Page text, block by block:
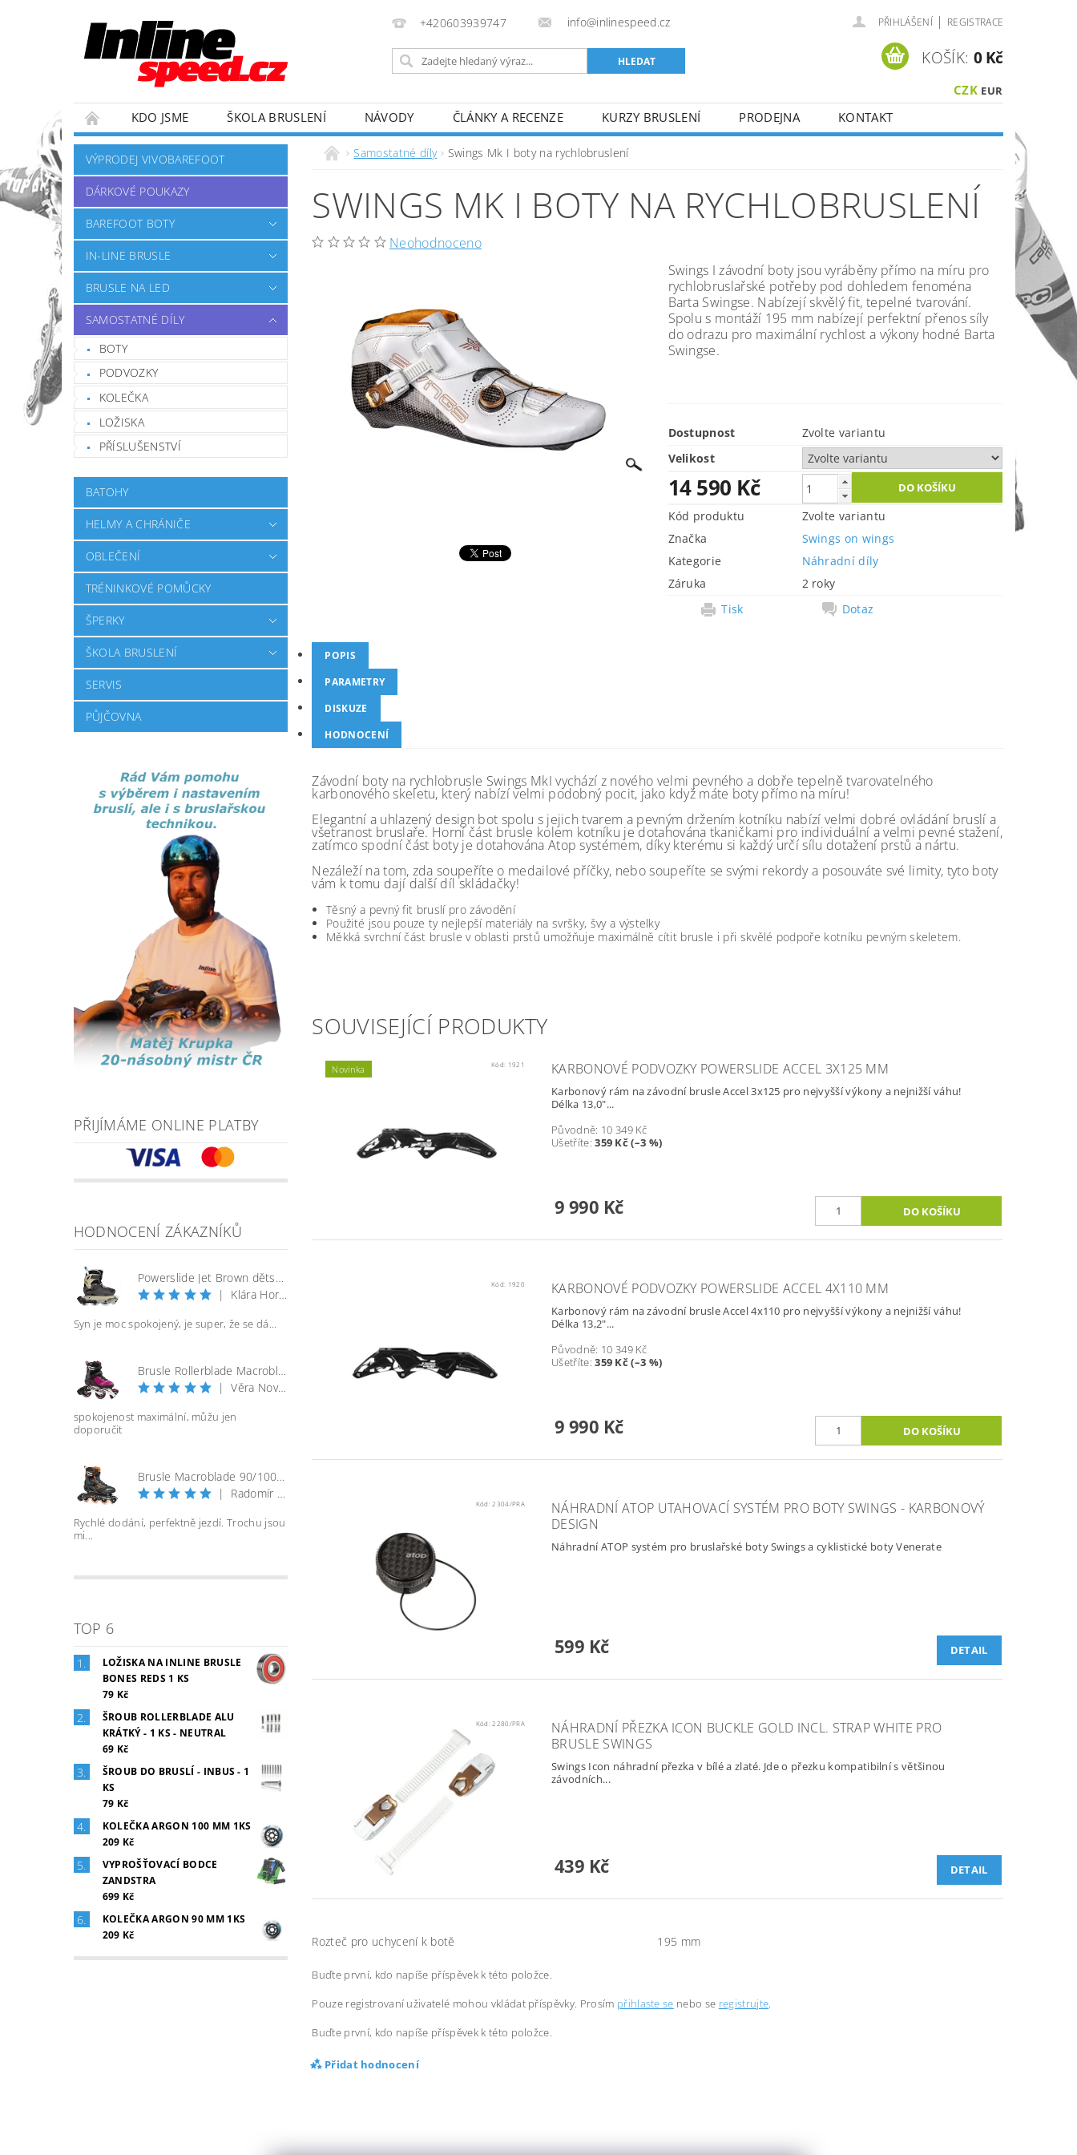
+420603939747 info@inlinespeed.cz PŘIHLÁŠENÍ | REGISTRACE
CZK EUR
KOŠÍK: 0 Kč
KDO JSME ŠKOLA BRUSLENÍ NÁVODY ČLÁNKY A RECENZE KURZY BRUSLENÍ PRODEJNA
KONTAKT
ZÁVODNÍ TÝM
OBCHODNÍ PODMÍNKY REKLAMACE A VRÁCENÍ ZBOŽÍ
VÝPRODEJ VIVOBAREFOOT
DÁRKOVÉ POUKAZY
BAREFOOT BOTY
IN-LINE BRUSLE
BRUSLE NA LED
SAMOSTATNÉ DÍLY
BOTY
PODVOZKY
KOLEČKA
LOŽISKA
PŘÍSLUŠENSTVÍ
BATOHY
HELMY A CHRÁNIČE
OBLEČENÍ
TRÉNINKOVÉ POMŮCKY
ŠPERKY
ŠKOLA BRUSLENÍ
SERVIS
PŮJČOVNA
PŘIJÍMÁME ONLINE PLATBY
HODNOCENÍ ZÁKAZNÍKŮ
Powerslide Jet Brown dětské kolečkové brusle
|
Klára Horáčková
Syn je moc spokojený, je super, že se dá...
Brusle Rollerblade Macroblade 100 3WD W - vel. 40
|
Věra Nováková
spokojenost maximální, můžu jen
doporučit
Brusle Macroblade 90/100 BOA - černá/orange
|
Radomír Bureš
Rychlé dodání, perfektně jezdí. Trochu jsou
mi...
TOP 6
LOŽISKA NA INLINE BRUSLE
BONES REDS 1 KS
79 Kč
ŠROUB ROLLERBLADE ALU
KRÁTKÝ - 1 KS - NEUTRAL
69 Kč
ŠROUB DO BRUSLÍ - INBUS - 1
KS
79 Kč
KOLEČKA ARGON 100 MM 1KS
209 Kč
VYPROŠŤOVACÍ BODCE
ZANDSTRA
699 Kč
KOLEČKA ARGON 90 MM 1KS
209 Kč
Samostatné díly Swings Mk I boty na rychlobruslení
SWINGS MK I BOTY NA RYCHLOBRUSLENÍ
Neohodnoceno
Swings I závodní boty jsou vyráběny přímo na míru pro
rychlobruslařské potřeby pod dohledem fenoména
Barta Swingse. Nabízejí skvělý fit, tepelné tvarování.
Spolu s montáží 195 mm nabízejí perfektní přenos síly
do odrazu pro maximální rychlost a výkony hodné Barta
Swingse.
Dostupnost
Zvolte variantu
Velikost
14 590 Kč
Kód produktu
Zvolte variantu
Značka
Swings on wings
Kategorie
Náhradní díly
Záruka
2 roky
Tisk
Dotaz
POPIS
PARAMETRY
DISKUZE
HODNOCENÍ
Závodní boty na rychlobrusle Swings MkI vychází z nového velmi pevného a dobře tepelně tvarovatelného
karbonového skeletu, který nabízí velmi podobný pocit, jako když máte boty přímo na míru!
Elegantní a uhlazený design bot spolu s jejich tvarem a pevným držením kotníku nabízí velmi dobré ovládání bruslí a
všetranost bruslaře. Horní část brusle kolem kotníku je dotahována tkaničkami pro individuální a velmi pevné stažení,
zatímco spodní část boty je dotahována Atop systémem, díky kterému si každý určí sílu dotažení prstů a nártu.
Nezáleží na tom, zda soupeříte o medailové příčky, nebo soupeříte se svými rekordy a posouváte své limity, tyto boty
vám k tomu dají další díl skládačky!
Těsný a pevný fit bruslí pro závodění
Použité jsou pouze ty nejlepší materiály na svršky, švy a výstelky
Měkká svrchní část brusle v oblasti prstů umožňuje maximálně cítit brusle i při skvělé podpoře kotníku pevným skeletem.
SOUVISEJÍCÍ PRODUKTY
Novinka Kód: 1921 KARBONOVÉ PODVOZKY POWERSLIDE ACCEL 3X125 MM
Karbonový rám na závodní brusle Accel 3x125 pro nejvyšší výkony a nejnižší váhu!
Délka 13,0"...
Původně: 10 349 Kč
Ušetříte:359 Kč (–3 %)
9 990 Kč
Kód: 1920 KARBONOVÉ PODVOZKY POWERSLIDE ACCEL 4X110 MM
Karbonový rám na závodní brusle Accel 4x110 pro nejvyšší výkony a nejnižší váhu!
Délka 13,2"...
Původně: 10 349 Kč
Ušetříte:359 Kč (–3 %)
9 990 Kč
Kód:2304/PRA
NÁHRADNÍ ATOP UTAHOVACÍ SYSTÉM PRO BOTY SWINGS - KARBONOVÝ
DESIGN
Náhradní ATOP systém pro bruslařské boty Swings a cyklistické boty Venerate
599 Kč DETAIL
Kód:2280/PRA
NÁHRADNÍ PŘEZKA ICON BUCKLE GOLD INCL. STRAP WHITE PRO
BRUSLE SWINGS
Swings Icon náhradní přezka v bílé a zlaté. Jde o přezku kompatibilní s většinou
závodních...
439 Kč DETAIL
Rozteč pro uchycení k botě 195 mm
Buďte první, kdo napíše příspěvek k této položce.
Pouze registrovaní uživatelé mohou vkládat příspěvky. Prosím přihlaste se nebo se registrujte
Buďte první, kdo napíše příspěvek k této položce.
Přidat hodnocení